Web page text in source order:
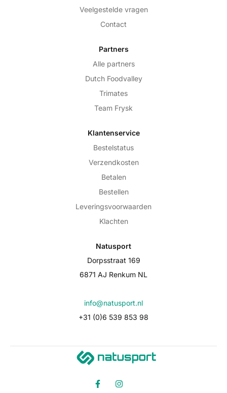
Veelgestelde vragen
Contact
Partners
Alle partners
Dutch Foodvalley
Trimates
Team Frysk
Klantenservice
Bestelstatus
Verzendkosten
Betalen
Bestellen
Leveringsvoorwaarden
Klachten
Natusport
Dorpsstraat 169
6871 AJ Renkum NL
info@natusport.nl
+31 (0)6 539 853 98